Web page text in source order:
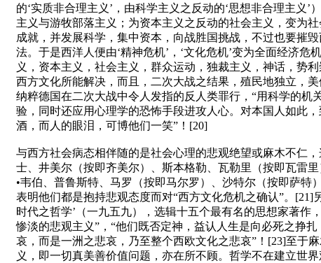
的‘实质非合理主义’，由科学主义之反动的‘思想非合理主义
主义与游牧部落主义；为资本主义之反动的社会主义，变为
成就，并发展科学，集中资本，向战胜国挑战，不过也要摧
法。于是西洋人便由‘精神危机’，‘文化危机’变为全面经济
义，资本主义，社会主义，群众运动，独裁主义，神话，势
西方文化所能解决，而且，二次大战之结果，殖民地独立，
纳粹德国在二次大战中令人发指的反人类罪行，“用科学的
验，同时还应用心理学的恐怖手段进攻人心。对本国人如此
酒，而人的眼泪，可博他们一笑”！[20]
与西方社会病态相伴随的是社会心理的悲观绝望或麻木不仁
士、井美尔（按即齐美尔）、斯本格勒、瓦勒里（按即瓦雷
•韦伯、普鲁斯特、马罗（按即马尔罗）、沙特尔（按即萨特
表明他们都是抱持悲观态度而对“西方文化危机之确认”。[21]
时代之哲学’（一九五九），选辑十五个最有名的思想家著作
惨淡的悲观主义”，“他们既否定神，益认人生是向必死之挣
哀，而是一洲之悲哀，乃至整个西欧文化之悲哀”！[23]至于
义，即一切真美善价值问题，亦在所不顾。哲学不在建立世